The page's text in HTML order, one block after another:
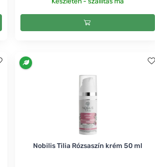
Nobilis Tilia Rózsaszín krém 50 ml